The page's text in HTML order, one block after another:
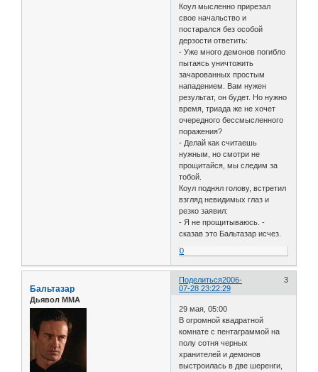
Коул мысленно прирезал
свое начальство и
постарался без особой
дерзости ответить:
- Уже много демонов погибло
пытаясь уничтожить
зачарованных простым
нападением. Вам нужен
результат, он будет. Но нужно
время, триада же не хочет
очередного бессмысленного
поражения?
- Делай как считаешь
нужным, но смотри не
прощитайся, мы следим за
тобой.
Коул поднял голову, встретил
взгляд невидимых глаз и
резко заявил:
- Я не прощитываюсь. -
сказав это Бальтазар исчез.
0
Поделиться 3
2006-
07-28 23:22:29
Бальтазар
Дьявол ММА
29 мая, 05:00
В огромной квадратной
комнате с пентаграммой на
полу сотня черных
хранителей и демонов
выстроилась в две шеренги,